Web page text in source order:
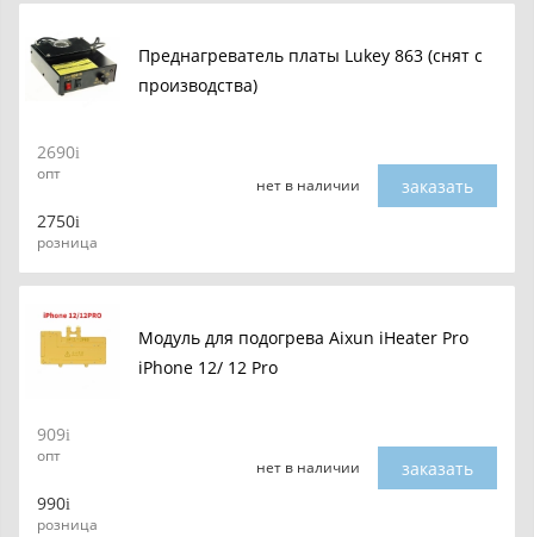
Преднагреватель платы Lukey 863 (снят с
производства)
2690
опт
2750
розница
нет в наличии заказать
Модуль для подогрева Aixun iHeater Pro
iPhone 12/ 12 Pro
909
опт
990
розница
нет в наличии заказать